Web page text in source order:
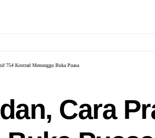
754 Kostrad Menunggu Buka Puasa
Cara